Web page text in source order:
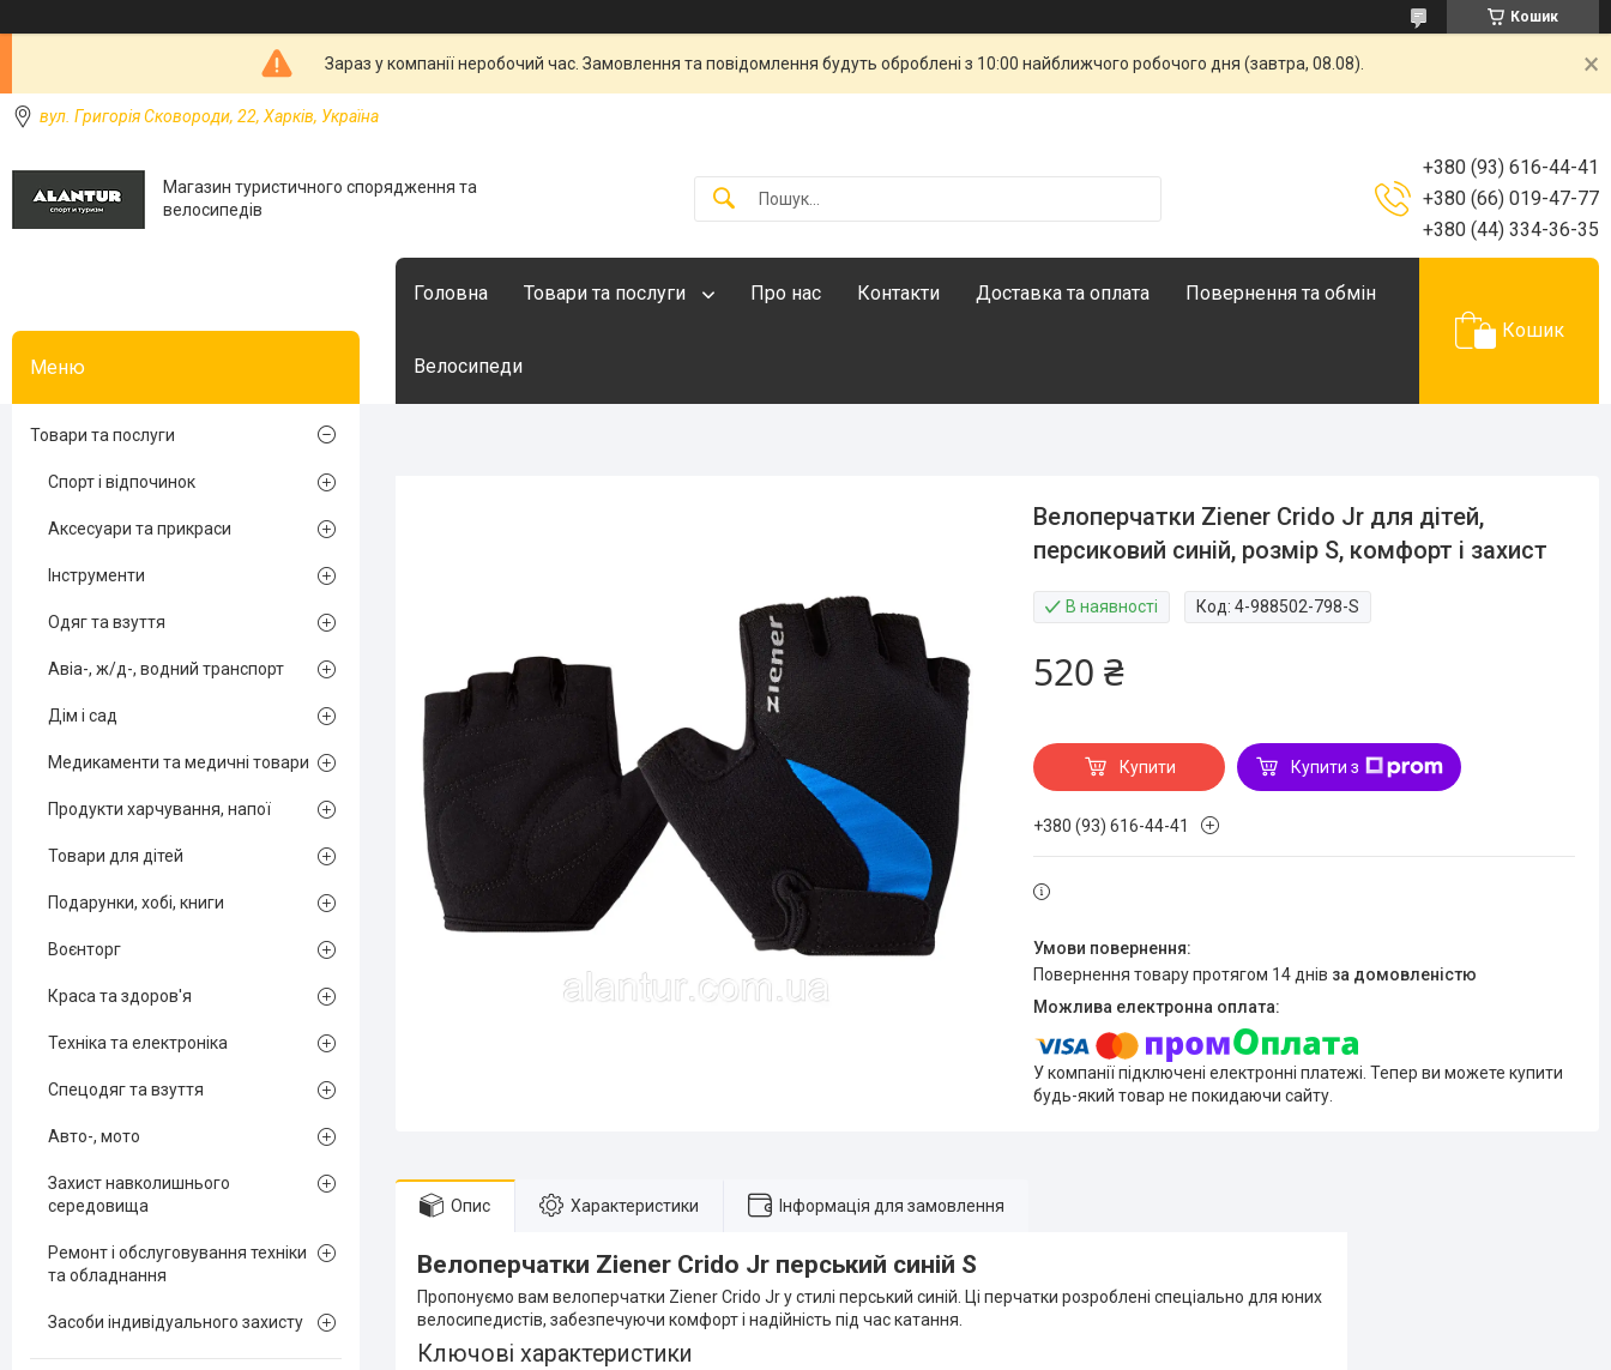
Кошик
Зараз у компанії неробочий час. Замовлення та повідомлення будуть оброблені з 10:00 найближчого робочого дня (завтра, 08.08).
вул. Григорія Сковороди, 22, Харків, Україна
Магазин туристичного спорядження та
велосипедів
+380 (93) 616-44-41
+380 (66) 019-47-77
+380 (44) 334-36-35
Головна Товари та послуги Про нас Контакти Доставка та оплата Повернення та обмін
Велосипеди
Кошик
Велоперчатки Ziener Crido Jr для дітей,
персиковий синій, розмір S, комфорт і захист
В наявності Код:4-988502-798-S
520 ₴
Купити Купити з
+380 (93) 616-44-41
повернення товару протягом 14 днів за домовленістю
У компанії підключені електронні платежі. Тепер ви можете купити
будь-який товар не покидаючи сайту.
Опис Характеристики Інформація для замовлення
Велоперчатки Ziener Crido Jr перський синій S
Пропонуємо вам велоперчатки Ziener Crido Jr у стилі перський синій. Ці перчатки розроблені спеціально для юних
велосипедистів, забезпечуючи комфорт і надійність під час катання.
Ключові характеристики
Товари та послуги
Спорт і відпочинок
Аксесуари та прикраси
Інструменти
Одяг та взуття
Авіа-, ж/д-, водний транспорт
Дім і сад
Медикаменти та медичні товари
Продукти харчування, напої
Товари для дітей
Подарунки, хобі, книги
Воєнторг
Краса та здоров'я
Техніка та електроніка
Спецодяг та взуття
Авто-, мото
Захист навколишнього
середовища
Ремонт і обслуговування техніки
та обладнання
Засоби індивідуального захисту